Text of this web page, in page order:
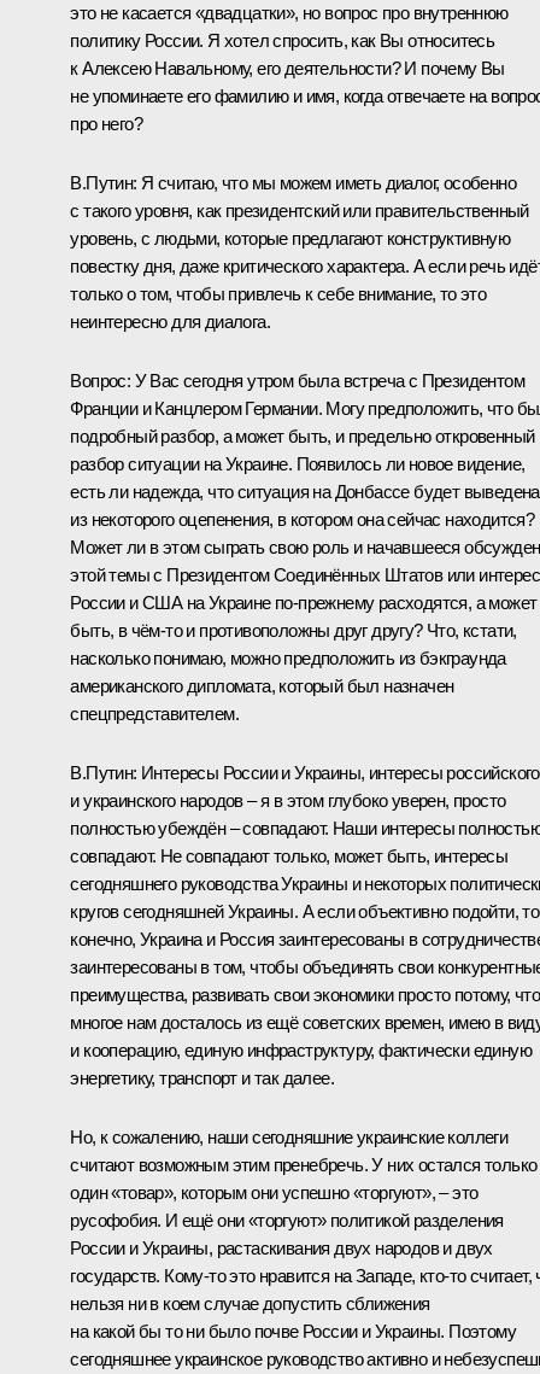
это не касается «двадцатки», но вопрос про внутреннюю
политику России. Я хотел спросить, как Вы относитесь
к Алексею Навальному, его деятельности? И почему Вы
не упоминаете его фамилию и имя, когда отвечаете на
про него?
В.Путин: Я считаю, что мы можем иметь диалог, особенно
с такого уровня, как президентский или правительственный
уровень, с людьми, которые предлагают конструктивную
повестку дня, даже критического характера. А если речь
только о том, чтобы привлечь к себе внимание, то это
неинтересно для диалога.
Вопрос: У Вас сегодня утром была встреча с Президентом
Франции и Канцлером Германии. Могу предположить, что
подробный разбор, а может быть, и предельно откровенный
разбор ситуации на Украине. Появилось ли новое видение,
есть ли надежда, что ситуация на Донбассе будет выведена
из некоторого оцепенения, в котором она сейчас находится?
Может ли в этом сыграть свою роль и начавшееся
этой темы с Президентом Соединённых Штатов или
России и США на Украине по‑прежнему расходятся, а может
быть, в чём‑то и противоположны друг другу? Что, кстати,
насколько понимаю, можно предположить из бэкграунда
американского дипломата, который был назначен
спецпредставителем.
В.Путин: Интересы России и Украины, интересы российского
и украинского народов – я в этом глубоко уверен, просто
полностью убеждён – совпадают. Наши интересы
совпадают. Не совпадают только, может быть, интересы
сегодняшнего руководства Украины и некоторых
кругов сегодняшней Украины. А если объективно подойти,
конечно, Украина и Россия заинтересованы в
заинтересованы в том, чтобы объединять свои
преимущества, развивать свои экономики просто потому, что
многое нам досталось из ещё советских времен, имею в
и кооперацию, единую инфраструктуру, фактически единую
энергетику, транспорт и так далее.
Но, к сожалению, наши сегодняшние украинские коллеги
считают возможным этим пренебречь. У них остался только
один «товар», которым они успешно «торгуют», – это
русофобия. И ещё они «торгуют» политикой разделения
России и Украины, растаскивания двух народов и двух
государств. Кому‑то это нравится на Западе, кто‑то считает,
нельзя ни в коем случае допустить сближения
на какой бы то ни было почве России и Украины. Поэтому
сегодняшнее украинское руководство активно и